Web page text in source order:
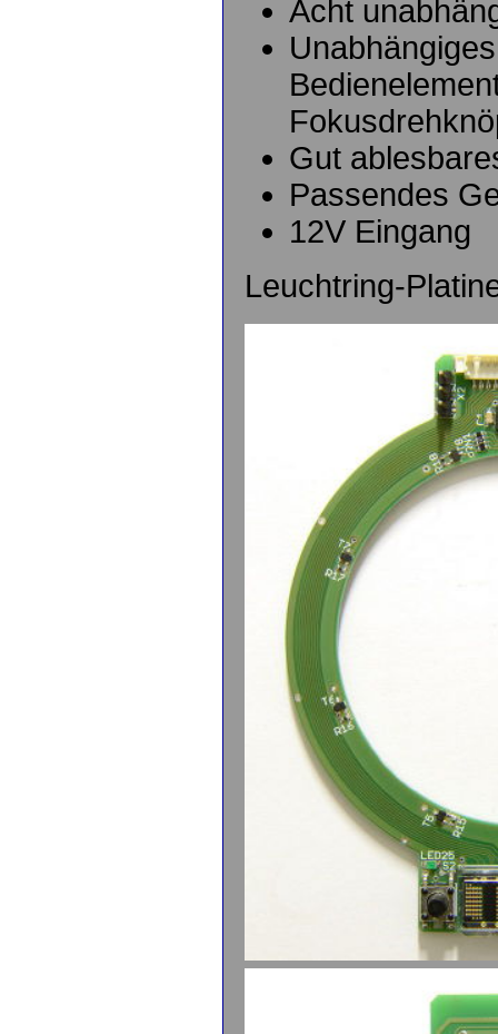
Acht
Gut
Passendes
12V Eingang
Leuchtring-